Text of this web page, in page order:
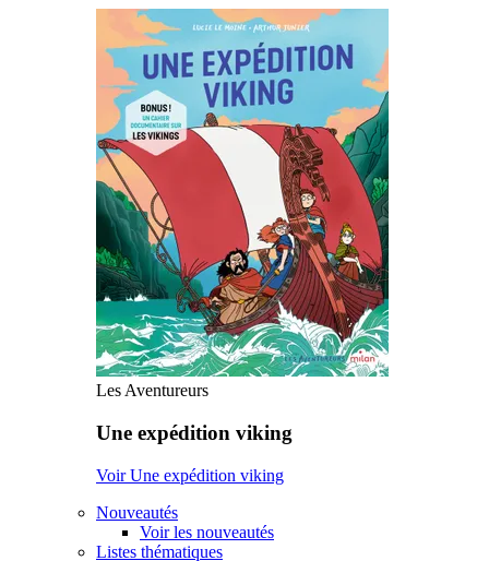
Les Aventureurs
Une expédition viking
Voir Une expédition viking
Nouveautés
Voir les nouveautés
Listes thématiques